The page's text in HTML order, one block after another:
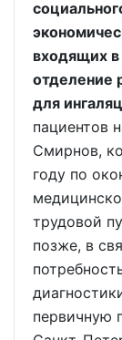
входящих
отделение
для
пациентов
Смирнов,
году по
трудовой
позже, в
первичную